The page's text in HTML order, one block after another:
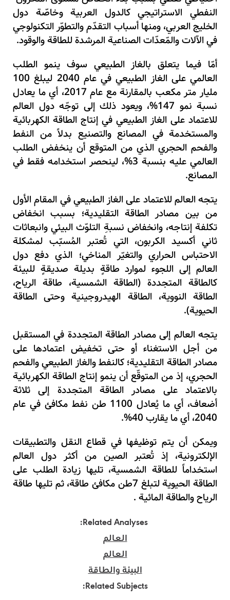
النفطي الاستراتيجي كالدول العربية وخاصّة دول
الخليج العربي، ومنها أسباب التقدّم والتطوّر التكنولوجي
في الآلات والمّعدّات الصناعية المرشدة للطاقة والوقود.
أمّا فيما يتعلق بالغاز الطبيعي سوف ينمو الطلب
العالمي على الغاز الطبيعي في عام 2040 ليبلغ 100
مليار متر مكعب بالمقارنة مع عام 2017، أي ما يعادل
نسبة نمو 147% ، ويعود ذلك إلى توجّه دول العالم
للاعتماد على الغاز الطبيعي في إنتاج الطاقة الكهربائية
والمستخدمة في المصانع والتصنيع بدلاً من النفط
والفحم الحجري الذي من المتوقع أن ينخفض الطلب
العالمي عليه بنسبة 3% ، لينحصر استخدامه فقط في
المصانع.
يتجه العالم للاعتماد على الغاز الطبيعي في المقام الأول
من بين مصادر الطاقة التقليدية؛ بسبب انخفاض
تكلفة إنتاجه، وانخفاض نسبةِ التلوّث البيئي وانبعاثات
ثاني أكسيد الكربون، التي تُعتبر المُسبّب لمشكلة
الاحتباس الحراري والتغيّر المناخي؛ الذي دفع دول
العالم إلى اللجوء لموارد طاقةٍ بديلة صديقةٍ للبيئة
كالطاقة المتجددة (الطاقة الشمسية، طاقة الرياح،
الطاقة النووية، الطاقة الهيدروجينية وحتى الطاقة
الحيوية).
يتجه العالم إلى مصادر الطاقة المتجددة في المستقبل
من أجل الاستغناء أو حتى تخفيض اعتمادها على
مصادر الطاقة التقليدية؛ كالنفط والغاز الطبيعي والفحم
الحجري، إذ من المتوقّع أن ينمو إنتاج الطاقة الكهربائية
بالاعتماد على مصادر الطاقة المتجددة إلى ثلاثة
أضعاف، أي ما يُعادل 1100 طن نفط مكافئ في عام
2040، أي ما يقارب 40%
.
ويمكن أن يتم توظيفها في قطاع النقل والتطبيقات
الإلكترونية، إذ تُعتبر الصين من أكثر دول العالم
استخداماً للطاقة الشمسية، تليها زيادة الطلب على
الطاقة الحيوية لتبلغ 7طن مكافئ طاقة، ثم تليها طاقة
الرياح والطاقة المائية .
Related Analyses:
العالم
العالم
البيئة والطاقة
Related Subjects: